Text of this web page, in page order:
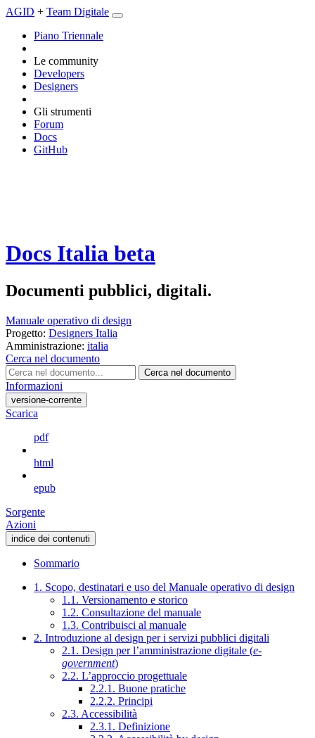
AGID + Team Digitale
Piano Triennale
Le community
Developers
Designers
Gli strumenti
Forum
Docs
GitHub
Docs Italia beta
Documenti pubblici, digitali.
Manuale operativo di design
Progetto: Designers Italia
Amministrazione: italia
Cerca nel documento
Cerca nel documento
Informazioni
versione-corrente
Scarica
pdf
html
epub
Sorgente
Azioni
indice dei contenuti
Sommario
1. Scopo, destinatari e uso del Manuale operativo di design
1.1. Versionamento e storico
1.2. Consultazione del manuale
1.3. Contribuisci al manuale
2. Introduzione al design per i servizi pubblici digitali
2.1. Design per l’amministrazione digitale (e-
government)
2.2. L’approccio progettuale
2.2.1. Buone pratiche
2.2.2. Principi
2.3. Accessibilità
2.3.1. Definizione